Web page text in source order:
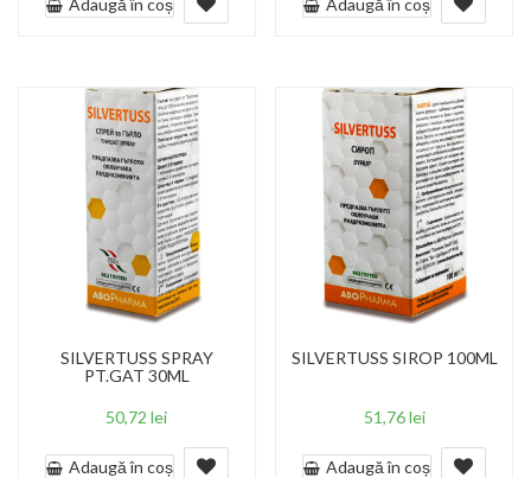
Adaugă în coș Adaugă în coș
SILVERTUSS SPRAY
PT.GAT 30ML
50,72lei
Adaugă în coș
SILVERTUSS SIROP 100ML
51,76lei
Adaugă în coș